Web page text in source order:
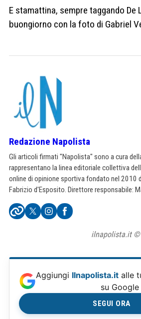
E stamattina, sempre taggando De
buongiorno con la foto di Gabriel
Redazione Napolista
Gli articoli firmati "Napolista" sono a cura
rappresentano la linea editoriale collettiva
online di opinione sportiva fondato nel 2010
Fabrizio d'Esposito. Direttore responsabile:
ilnapolista.it ©
Aggiungi Ilnapolista.it alle
su Google
SEGUI ORA